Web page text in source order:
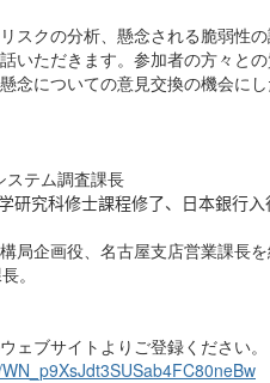
スクの分析、懸念される脆弱性
いただきます。参加者の方々と
念についての意見交換の機会に
テム調査課長
研究科修士課程修了、日本銀行入
局企画役、名古屋支店営業課長
。
ェブサイトよりご登録ください。